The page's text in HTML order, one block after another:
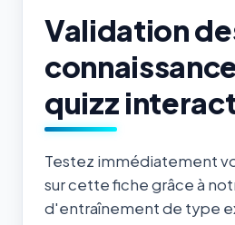
Validation
quizz
Testez immédiatement
sur cette fiche grâce à
d'entraînement de type